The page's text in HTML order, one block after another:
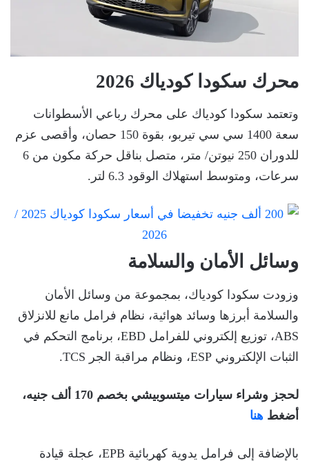
محرك سكودا كودياك 2026
وتعتمد سكودا كودياك على محرك رباعي الأسطوانات
سعة 1400 سي سي تيربو، بقوة 150 حصان، وأقصى عزم
للدوران 250 نيوتن/ متر، متصل بناقل حركة مكون من 6
سرعات، ومتوسط استهلاك الوقود 6.3 لتر.
وسائل الأمان والسلامة
وزودت سكودا كودياك، بمجموعة من وسائل الأمان
والسلامة أبرزها وسائد هوائية، نظام فرامل مانع للانزلاق
ABS، توزيع إلكتروني للفرامل EBD، برنامج التحكم في
الثبات الإلكتروني ESP، ونظام مراقبة الجر TCS.
لحجز وشراء سيارات ميتسوبيشي بخصم 170 ألف جنيه،
أضغط هنا
بالإضافة إلى فرامل يدوية كهربائية EPB، عجلة قيادة